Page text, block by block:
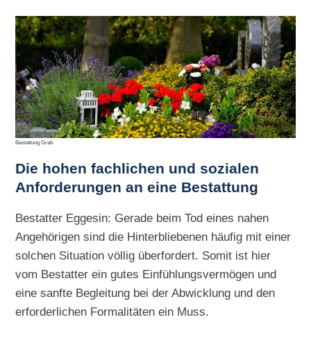
Bestattung Grab
Die hohenfachlichen und sozialen
Anforderungen an eine Bestattung
Bestatter Eggesin: Gerade beim Tod eines nahen
Angehörigen sind die Hinterbliebenen häufig mit einer
solchen Situation völlig überfordert. Somit ist hier
vom Bestatter ein gutes Einfühlungsvermögen und
eine sanfte Begleitung bei der Abwicklung und den
erforderlichen Formalitäten ein Muss.